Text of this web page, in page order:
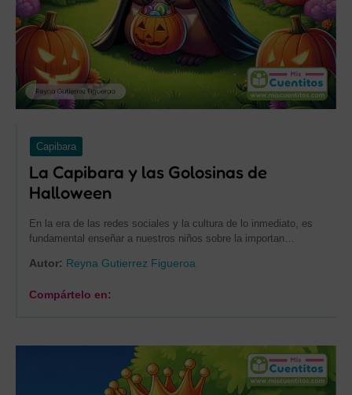
Capibara
La Capibara y las Golosinas de
Halloween
En la era de las redes sociales y la cultura de lo inmediato, es
fundamental enseñar a nuestros niños sobre la importan…
Autor: Reyna Gutierrez Figueroa
Compártelo en: